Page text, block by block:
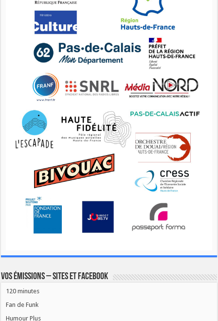
Vos émissions – Sites et Facebook
120 minutes
Fan de Funk
Humour Plus